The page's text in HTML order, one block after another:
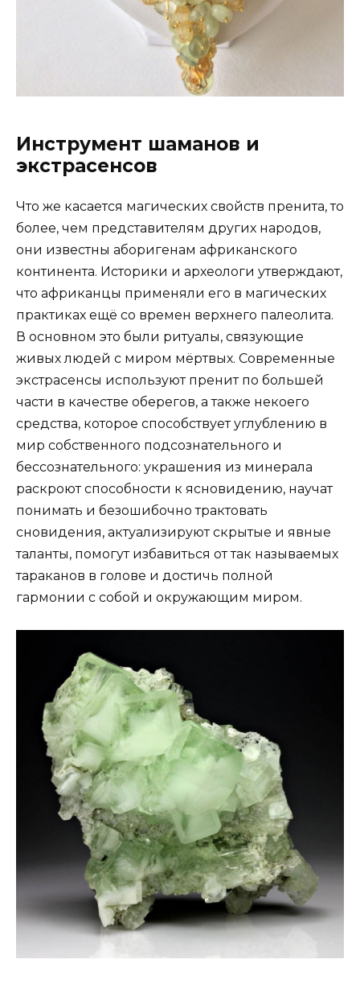
Инструмент шаманов и
экстрасенсов
Что же касается магических свойств пренита, то
более, чем представителям других народов,
они известны аборигенам африканского
континента. Историки и археологи утверждают,
что африканцы применяли его в магических
практиках ещё со времен верхнего палеолита.
В основном это были ритуалы, связующие
живых людей с миром мёртвых. Современные
экстрасенсы используют пренит по большей
части в качестве оберегов, а также некоего
средства, которое способствует углублению в
мир собственного подсознательного и
бессознательного: украшения из минерала
раскроют способности к ясновидению, научат
понимать и безошибочно трактовать
сновидения, актуализируют скрытые и явные
таланты, помогут избавиться от так называемых
тараканов в голове и достичь полной
гармонии с собой и окружающим миром.